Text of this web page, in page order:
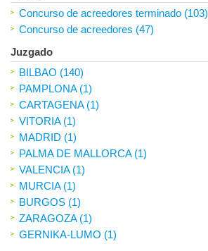
Concurso de acreedores terminado (103)
Concurso de acreedores (47)
Juzgado
BILBAO (140)
PAMPLONA (1)
CARTAGENA (1)
VITORIA (1)
MADRID (1)
PALMA DE MALLORCA (1)
VALENCIA (1)
MURCIA (1)
BURGOS (1)
ZARAGOZA (1)
GERNIKA-LUMO (1)